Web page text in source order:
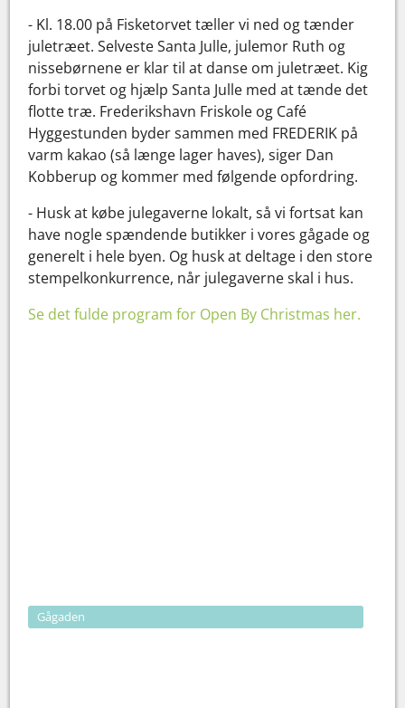
- Kl. 18.00 på Fisketorvet tæller vi ned og tænder
juletræet. Selveste Santa Julle, julemor Ruth og
nissebørnene er klar til at danse om juletræet. Kig
forbi torvet og hjælp Santa Julle med at tænde det
flotte træ. Frederikshavn Friskole og Café
Hyggestunden byder sammen med FREDERIK på
varm kakao (så længe lager haves), siger Dan
Kobberup og kommer med følgende opfordring.
- Husk at købe julegaverne lokalt, så vi fortsat kan
have nogle spændende butikker i vores gågade og
generelt i hele byen. Og husk at deltage i den store
stempelkonkurrence, når julegaverne skal i hus.
Se det fulde program for Open By Christmas her.
Gågaden